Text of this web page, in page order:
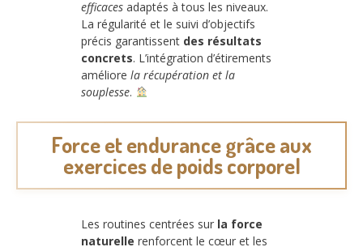
efficaces adaptés à tous les niveaux.
La régularité et le suivi d’objectifs
précis garantissent des résultats
concrets. L’intégration d’étirements
améliore la récupération et la
souplesse.
Force et endurance grâce aux
exercices de poids corporel
Les routines centrées sur la force
naturelle renforcent le cœur et les